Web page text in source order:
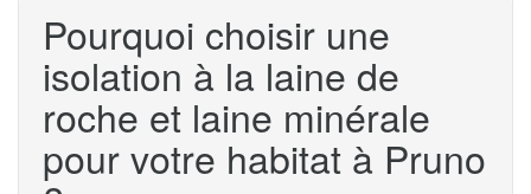
Pourquoi choisir une
isolation à la laine de
roche et laine minérale
pour votre habitat à Pruno